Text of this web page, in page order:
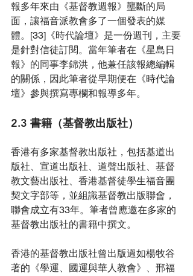
報多年來由《基督教週報》壟斷的局
面，讓福音派教會多了一個發表的媒
體。[33]《時代論壇》是一份週刊，主要
是針對信徒訂閱。當年筆者在《星島日
報》的同事李錦洪，他兼任該報總編輯
的關係，因此筆者從早期便在《時代論
壇》參與撰寫專欄和報導多年。
2.3 書籍（基督教出版社）
香港有多家基督教出版社，包括基道出
版社、宣道出版社、道聲出版社、基督
教文藝出版社、 香港基督徒學生福音團
契文字部等，並組識基督教出版聯會，
聯會成立有33年。筆者曾應邀在多家的
基督教出版社的書籍中撰文。
香港的基督教出版社曾出版過如楊牧谷
著的《學運、國運與華人教會》、邢福